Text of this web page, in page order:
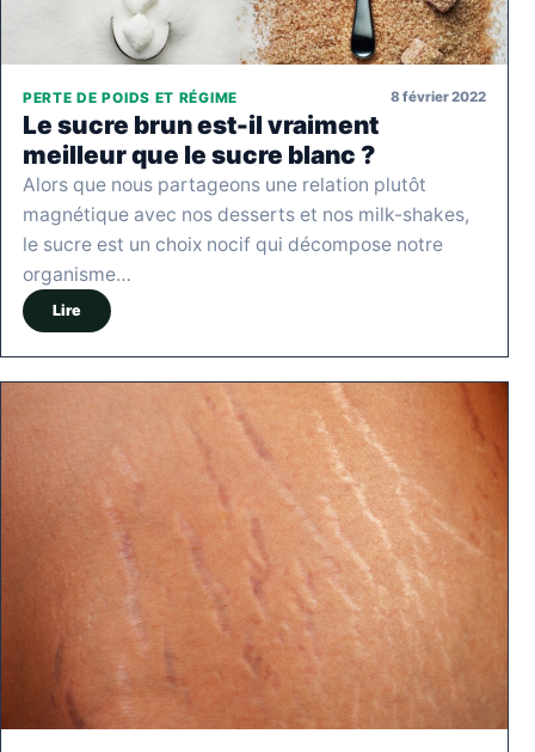
PERTE DE POIDS ET RÉGIME 8 février 2022
Le sucre brun est-il vraiment
meilleur que le sucre blanc ?
Alors que nous partageons une relation plutôt
magnétique avec nos desserts et nos milk-shakes,
le sucre est un choix nocif qui décompose notre
organisme…
Lire